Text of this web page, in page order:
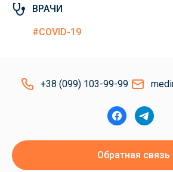
ВРАЧИ
#COVID-19
+38 (099) 103-99-99
Обратная связь